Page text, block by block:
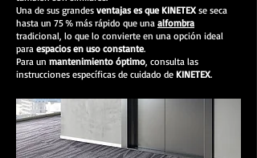
Una de sus grandes ventajas es que KINETEX se seca
hasta un 75 % más rápido que una alfombra
tradicional, lo que lo convierte en una opción ideal
para espacios en uso constante.
Para un mantenimiento óptimo, consulta las
instrucciones específicas de cuidado de KINETEX.